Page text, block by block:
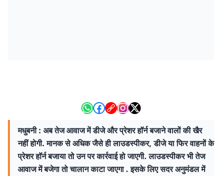
मधुबनी : अब तेज आवाज में डीजे और प्रेशर हॉर्न बजाने वालों की खैर
नहीं होगी. मानक से अधिक जैसे ही लाउडस्पीकर, डीजे या फिर वाहनों के
प्रेशर हॉर्न बजाया तो उन पर कार्रवाई हो जाएगी. लाउडस्पीकर भी तेज
आवाज में बजेगा तो चालान काटा जाएगा . इसके लिए सदर अनुमंडल में